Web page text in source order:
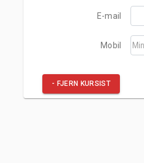
E-mail
Mobil
- FJERN KURSIST